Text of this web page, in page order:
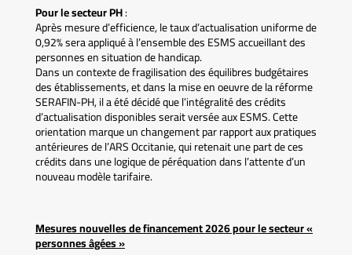
Pour le secteur PH:
Après mesure d’efficience, le taux d’actualisation uniforme de
0,92% sera appliqué à l’ensemble des ESMS accueillant des
personnes en situation de handicap.
Dans un contexte de fragilisation des équilibres budgétaires
des établissements, et dans la mise en oeuvre de la réforme
SERAFIN-PH, il a été décidé que l’intégralité des crédits
d’actualisation disponibles serait versée aux ESMS. Cette
orientation marque un changement par rapport aux pratiques
antérieures de l’ARS Occitanie, qui retenait une part de ces
crédits dans une logique de péréquation dans l’attente d’un
nouveau modèle tarifaire.
Mesures nouvelles de financement 2026 pour le secteur «
personnes âgées »